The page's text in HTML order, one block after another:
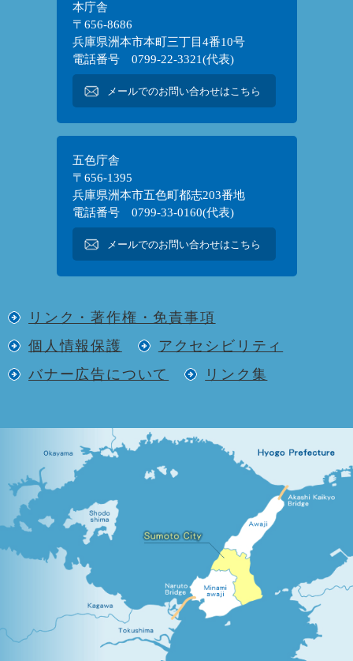
本庁舎
〒656-8686
兵庫県洲本市本町三丁目4番10号
電話番号 0799-22-3321(代表)
メールでのお問い合わせはこちら
五色庁舎
〒656-1395
兵庫県洲本市五色町都志203番地
電話番号 0799-33-0160(代表)
メールでのお問い合わせはこちら
リンク・著作権・免責事項
個人情報保護
アクセシビリティ
バナー広告について
リンク集